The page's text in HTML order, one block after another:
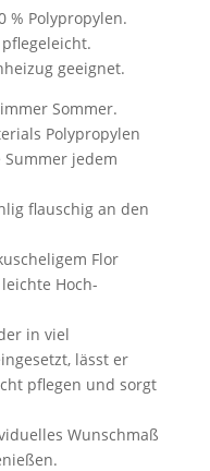
% Polypropylen.
geeignet.
Sommer.
Polypropylen
jedem
flauschig an den
Flor
Hoch-
in viel
lässt er
pflegen und sorgt
Wunschmaß